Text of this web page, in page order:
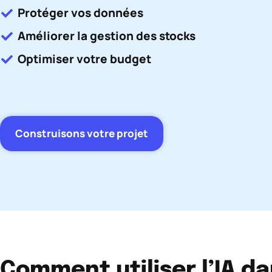
Protéger vos données
Améliorer la gestion des stocks
Optimiser votre budget
Construisons votre projet